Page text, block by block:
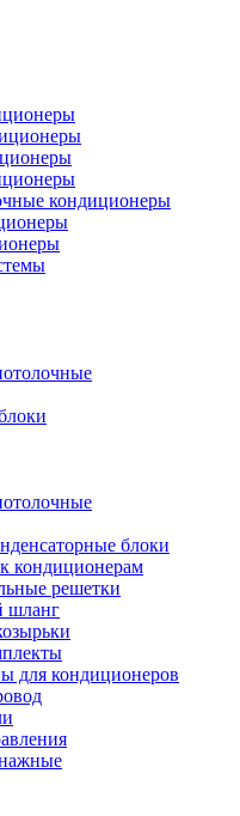
кондиционеры
блоки
кондиционерам
решетки
шланг
для кондиционеров